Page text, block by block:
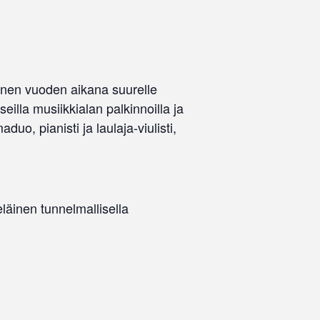
vuoden aikana suurelle
musiikkialan palkinnoilla ja
pianisti ja laulaja-viulisti,
tunnelmallisella